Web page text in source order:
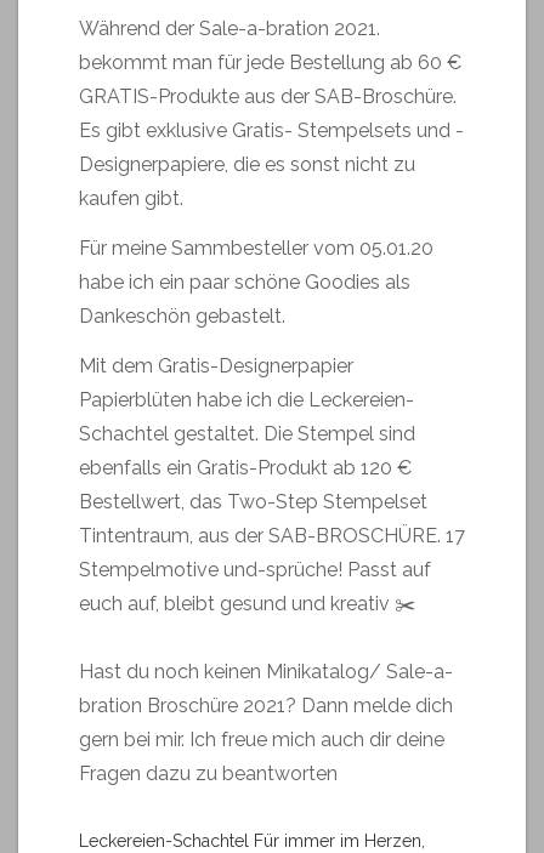
Während der Sale-a-bration 2021.
bekommt man für jede Bestellung ab 60 €
GRATIS-Produkte aus der SAB-Broschüre.
Es gibt exklusive Gratis- Stempelsets und -
Designerpapiere, die es sonst nicht zu
kaufen gibt.
Für meine Sammbesteller vom 05.01.20
habe ich ein paar schöne Goodies als
Dankeschön gebastelt.
Mit dem Gratis-Designerpapier
Papierblüten habe ich die Leckereien-
Schachtel gestaltet. Die Stempel sind
ebenfalls ein Gratis-Produkt ab 120 €
Bestellwert, das Two-Step Stempelset
Tintentraum, aus der SAB-BROSCHÜRE. 17
Stempelmotive und-sprüche! Passt auf
euch auf, bleibt gesund und kreativ ✂️
Hast du noch keinen Minikatalog/ Sale-a-
bration Broschüre 2021? Dann melde dich
gern bei mir. Ich freue mich auch dir deine
Fragen dazu zu beantworten
Leckereien-Schachtel Für immer im Herzen,